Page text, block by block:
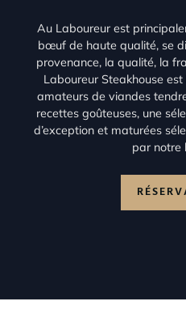
Au Laboureur est
bœuf de haute qualité, se
provenance, la qualité, la
Laboureur Steakhouse
amateurs de viandes
recettes goûteuses, une
d’exception et maturées
par notre